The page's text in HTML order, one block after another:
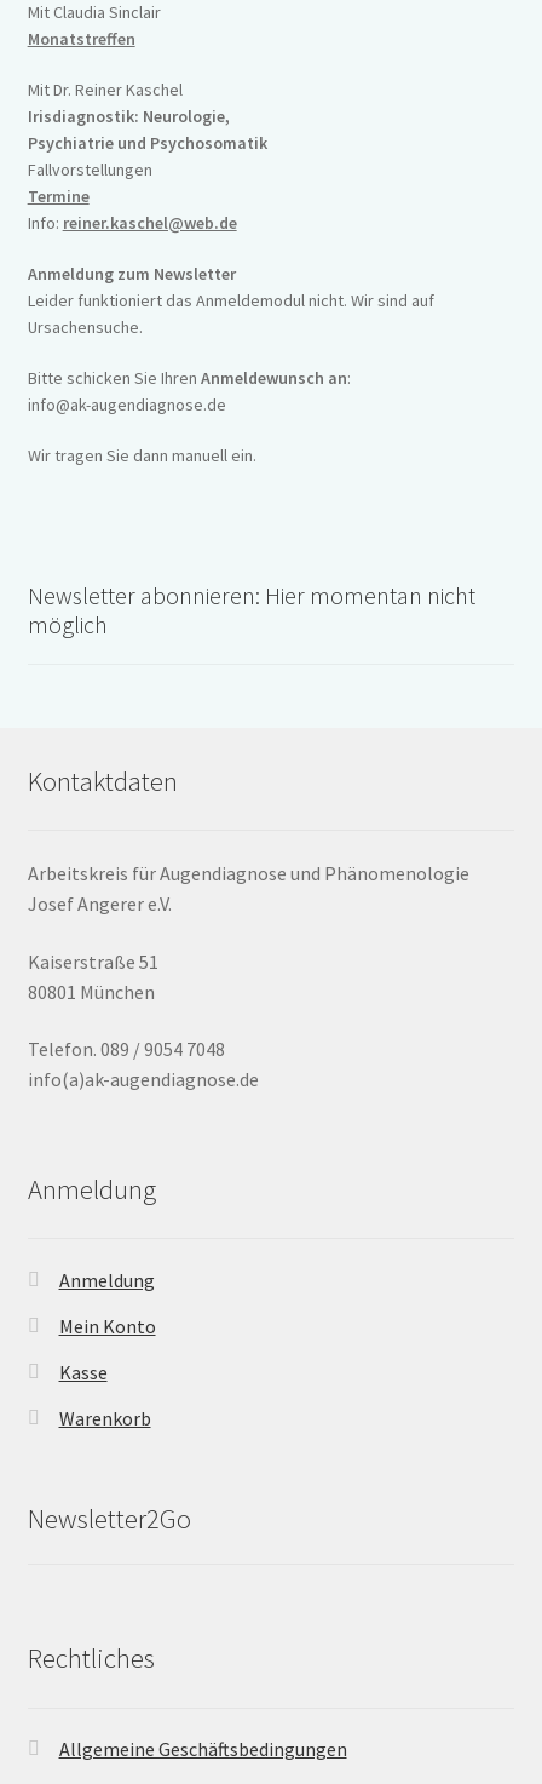
Mit Claudia Sinclair
Monatstreffen
Mit Dr. Reiner Kaschel
Irisdiagnostik: Neurologie,
Psychiatrie und Psychosomatik
Fallvorstellungen
Termine
Info: reiner.kaschel@web.de
Anmeldung zum Newsletter
Leider funktioniert das Anmeldemodul nicht. Wir sind auf
Ursachensuche.
Bitte schicken Sie Ihren Anmeldewunsch an:
info@ak-augendiagnose.de
Wir tragen Sie dann manuell ein.
Newsletter abonnieren: Hier momentan nicht
möglich
Kontaktdaten
Arbeitskreis für Augendiagnose und Phänomenologie
Josef Angerer e.V.
Kaiserstraße 51
80801 München
Telefon. 089 / 9054 7048
info(a)ak-augendiagnose.de
Anmeldung
Anmeldung
Mein Konto
Kasse
Warenkorb
Newsletter2Go
Rechtliches
Allgemeine Geschäftsbedingungen